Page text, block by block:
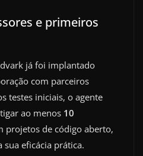
e primeiros
já foi implantado
com parceiros
testes iniciais, o agente
ao menos 10
projetos de código aberto,
eficácia prática.